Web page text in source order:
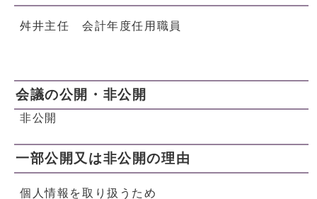
舛井主任 会計年度任用職員
会議の公開・非公開
非公開
一部公開又は非公開の理由
個人情報を取り扱うため